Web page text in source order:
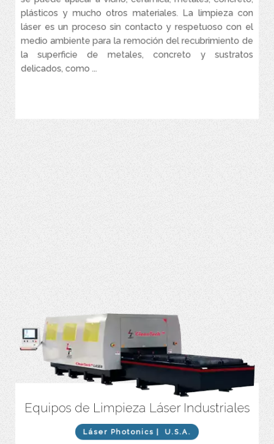
plásticos y mucho otros materiales. La limpieza con
láser es un proceso sin contacto y respetuoso con el
medio ambiente para la remoción del recubrimiento de
la superficie de metales, concreto y sustratos
delicados, como ...
La tecnología patentada, CleanTech™ limpia materiales más
rápido y mejor que otros sistemas en el mercado.
Sistema láser es accionado al pulsar un botón y refrigeración por
aire, que garantiza una limpieza láser de alto rendimiento
Equipos de Limpieza Láser Industriales
Láser Photonics | U.S.A.
Sistema completo de limpieza Láser y acondicionamiento de
superficies de alta precisión y grado industrial seguro y ecológico,
rápido, preciso e increíblemente productivo.